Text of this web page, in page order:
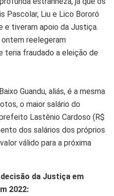
Pascolar, Liu e Lico Bororó
e tiveram apoio da Justiça.
reelegeram
teria fraudado a eleição de
Guandu, aliás, é a mesma
o maior salário do
Lastênio Cardoso (R$
dos salários dos próprios
válido para a próxima
da Justiça em
2022: